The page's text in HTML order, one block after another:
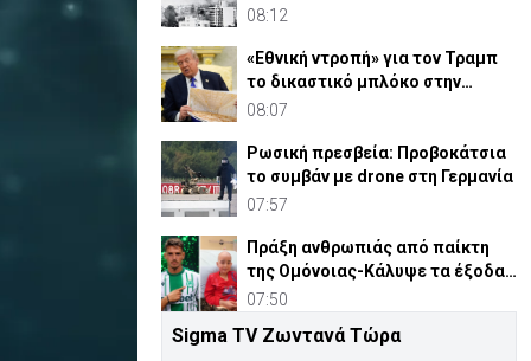
βομβαρδισμούς
08:12
«Εθνική ντροπή» για τον Τραμπ
το δικαστικό μπλόκο στην
αίθουσα χορού
08:07
Ρωσική πρεσβεία: Προβοκάτσια
το συμβάν με drone στη Γερμανία
07:57
Πράξη ανθρωπιάς από παίκτη
της Ομόνοιας-Κάλυψε τα έξοδα
νοσηλείας παιδιού
07:50
30 χρόνια από τις δολοφονίες
Sigma TV Ζωντανά Τώρα